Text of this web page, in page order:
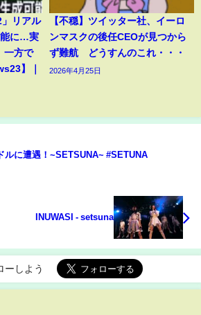
リアル
能に…実
一方で
】｜
【不穏】ツイッター社、イーロ
ンマスクの後任CEOが見つから
ず難航 どうすんのこれ・・・
2026年4月25日
ルに遭遇！~SETSUNA~ #SETUNA
INUWASI - setsuna
ーしよう